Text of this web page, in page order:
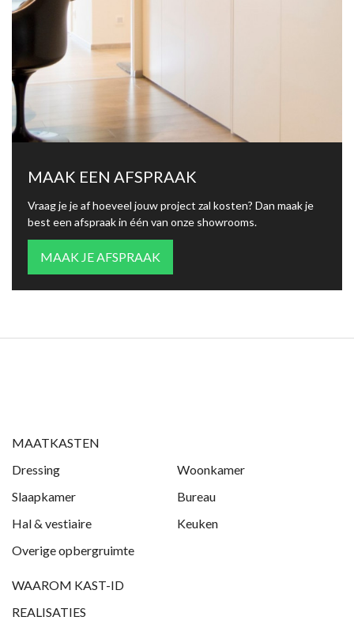
MAAK EEN AFSPRAAK
Vraag je je af hoeveel jouw project zal kosten? Dan maak je
best een afspraak in één van onze showrooms.
MAAK JE AFSPRAAK
MAATKASTEN
Dressing
Woonkamer
Slaapkamer
Bureau
Hal & vestiaire
Keuken
Overige opbergruimte
WAAROM KAST-ID
REALISATIES